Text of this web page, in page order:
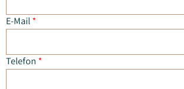
E-Mail*
Telefon *